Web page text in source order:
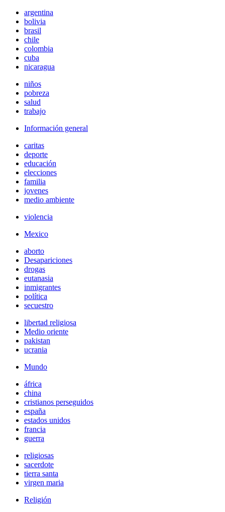
argentina
bolivia
brasil
chile
colombia
cuba
nicaragua
niños
pobreza
salud
trabajo
Información general
caritas
deporte
educación
elecciones
familia
jovenes
medio ambiente
violencia
Mexico
aborto
Desapariciones
drogas
eutanasia
inmigrantes
política
secuestro
libertad religiosa
Medio oriente
pakistan
ucrania
Mundo
áfrica
china
cristianos perseguidos
españa
estados unidos
francia
guerra
religiosas
sacerdote
tierra santa
virgen maria
Religión